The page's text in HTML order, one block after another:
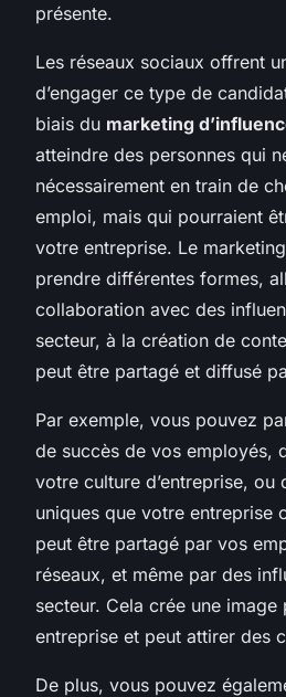
présente.
Les réseaux sociaux offrent
d’engager ce type de
biais du marketing
atteindre des personnes qui
nécessairement en train de
emploi, mais qui pourraient
votre entreprise. Le
prendre différentes formes,
collaboration avec des
secteur, à la création de
peut être partagé et diffusé
Par exemple, vous pouvez
de succès de vos employés,
votre culture d’entreprise, ou
uniques que votre entreprise
peut être partagé par vos
réseaux, et même par des
secteur. Cela crée une
entreprise et peut attirer des
De plus, vous pouvez